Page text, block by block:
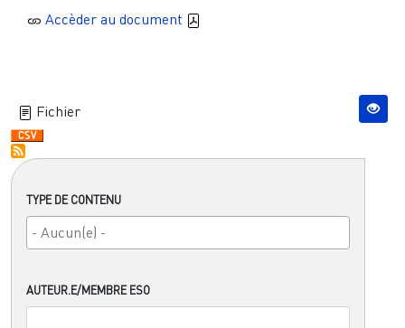
TYPE DE CONTENU
AUTEUR.E/MEMBRE ESO
Accèder au document
Fichier